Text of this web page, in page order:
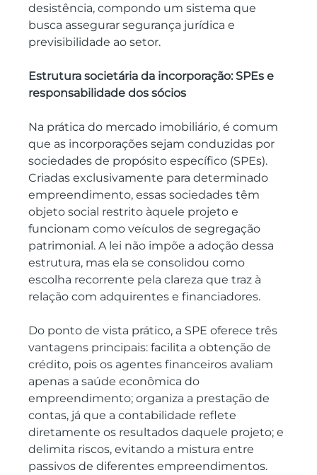
desistência, compondo um sistema que
busca assegurar segurança jurídica e
previsibilidade ao setor.
Estrutura societária da incorporação: SPEs e
responsabilidade dos sócios
Na prática do mercado imobiliário, é comum
que as incorporações sejam conduzidas por
sociedades de propósito específico (SPEs).
Criadas exclusivamente para determinado
empreendimento, essas sociedades têm
objeto social restrito àquele projeto e
funcionam como veículos de segregação
patrimonial. A lei não impõe a adoção dessa
estrutura, mas ela se consolidou como
escolha recorrente pela clareza que traz à
relação com adquirentes e financiadores.
Do ponto de vista prático, a SPE oferece três
vantagens principais: facilita a obtenção de
crédito, pois os agentes financeiros avaliam
apenas a saúde econômica do
empreendimento; organiza a prestação de
contas, já que a contabilidade reflete
diretamente os resultados daquele projeto; e
delimita riscos, evitando a mistura entre
passivos de diferentes empreendimentos.